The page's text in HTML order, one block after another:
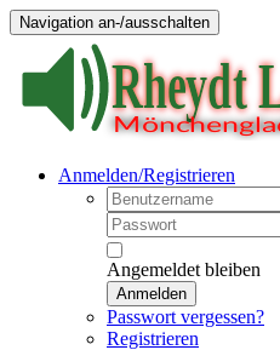
Navigation an-/ausschalten
Anmelden/Registrieren
Angemeldet bleiben
Anmelden
Passwort vergessen?
Registrieren